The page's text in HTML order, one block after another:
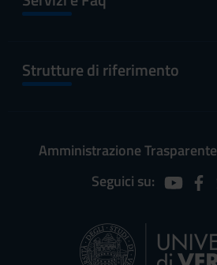
Strutture di riferimento
Amministrazione Trasparente
Seguici su: